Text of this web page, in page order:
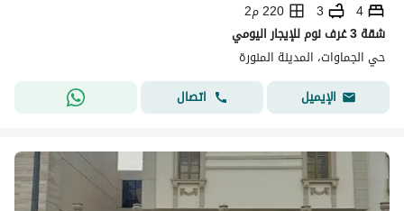
4
3
220 م2
شقة 3 غرف نوم للإيجار اليومي
حي الجماوات، المدينة المنورة
الإيميل
اتصال